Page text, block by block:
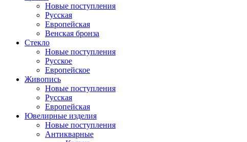
Новые поступления
Русская
Европейская
Венская бронза
Стекло
Новые поступления
Русское
Европейское
Живопись
Новые поступления
Русская
Европейская
Ювелирные изделия
Новые поступления
Антикварные